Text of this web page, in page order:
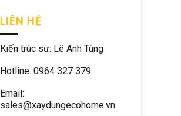
LIÊN HỆ
Kiến trúc sư: Lê Anh Tùng
Hotline: 0964 327 379
Email:
sales@xaydungecohome.vn